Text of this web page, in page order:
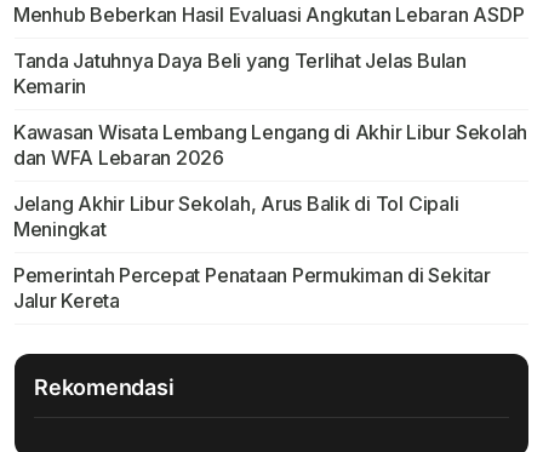
Menhub Beberkan Hasil Evaluasi Angkutan Lebaran ASDP
Tanda Jatuhnya Daya Beli yang Terlihat Jelas Bulan
Kemarin
Kawasan Wisata Lembang Lengang di Akhir Libur Sekolah
dan WFA Lebaran 2026
Jelang Akhir Libur Sekolah, Arus Balik di Tol Cipali
Meningkat
Pemerintah Percepat Penataan Permukiman di Sekitar
Jalur Kereta
Rekomendasi